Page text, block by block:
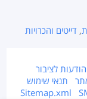
, דייטים והכרויות
הודעות לציבור
תנאי שימוש
Sitemap.xml